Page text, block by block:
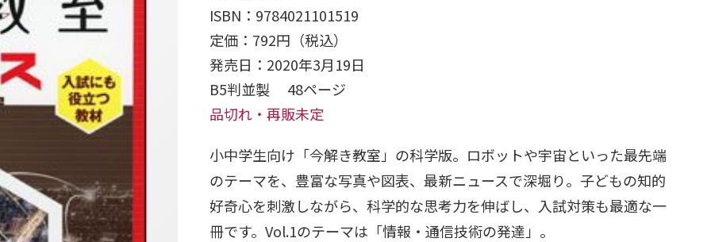
ISBN：9784021101519
定価：792円（税込）
発売日：2020年3月19日
B5判並製 48ページ
品切れ・再販未定
小中学生向け「今解き教室」の科学版。ロボットや宇宙といった最先端
のテーマを、豊富な写真や図表、最新ニュースで深堀り。子どもの知的
好奇心を刺激しながら、科学的な思考力を伸ばし、入試対策も最適な一
冊です。Vol.1のテーマは「情報・通信技術の発達」。